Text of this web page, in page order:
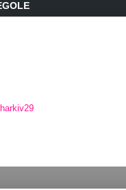
harkiv29